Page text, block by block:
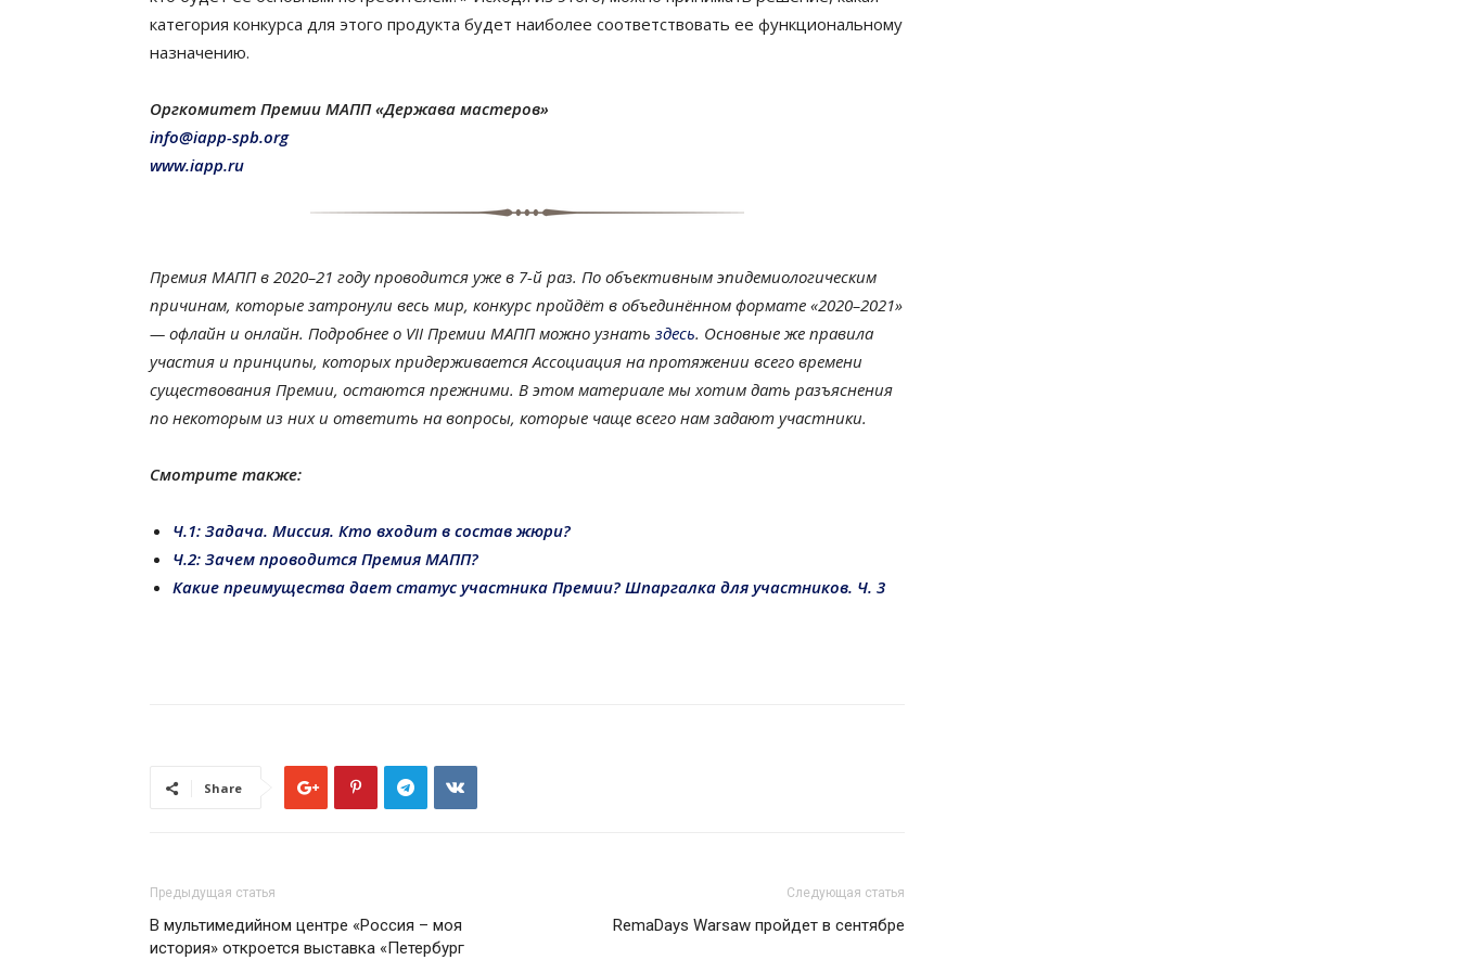
категория конкурса для этого продукта будет наиболее соответствовать ее функциональному
назначению.
Оргкомитет Премии МАПП «Держава мастеров»
info@iapp-spb.org
www.iapp.ru
Премия МАПП в 2020–21 году проводится уже в 7-й раз. По объективным эпидемиологическим
причинам, которые затронули весь мир, конкурс пройдёт в объединённом формате «2020–2021»
— офлайн и онлайн. Подробнее о VII Премии МАПП можно узнать здесь. Основные же правила
участия и принципы, которых придерживается Ассоциация на протяжении всего времени
существования Премии, остаются прежними. В этом материале мы хотим дать разъяснения
по некоторым из них и ответить на вопросы, которые чаще всего нам задают участники.
Смотрите также:
Ч.1: Задача. Миссия. Кто входит в состав жюри?
Ч.2: Зачем проводится Премия МАПП?
Какие преимущества дает статус участника Премии? Шпаргалка для участников. Ч. 3
Share
Предыдущая статья
В мультимедийном центре «Россия – моя
история» откроется выставка «Петербург
Следующая статья
RemaDays Warsaw пройдет в сентябре